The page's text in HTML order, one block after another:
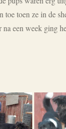
toen ze in de
een week ging